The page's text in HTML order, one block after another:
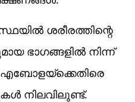
ശരീരത്തിന്റെ
ഭാഗങ്ങളിൽ നിന്ന്
എബോളയ്‌ക്കെതിരെ
നിലവിലുണ്ട്.